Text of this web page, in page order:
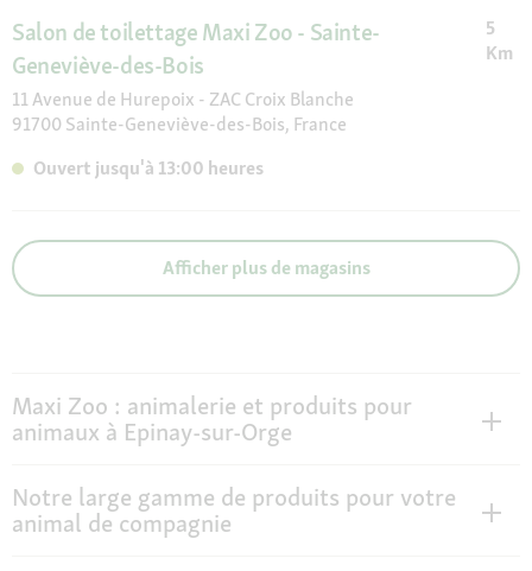
Salon de toilettage Maxi Zoo - Sainte-
Geneviève-des-Bois
5
Km
11 Avenue de Hurepoix - ZAC Croix Blanche
91700 Sainte-Geneviève-des-Bois, France
Ouvert jusqu'à 13:00 heures
Afficher plus de magasins
Maxi Zoo : animalerie et produits pour
animaux à Epinay-sur-Orge
Notre large gamme de produits pour votre
animal de compagnie